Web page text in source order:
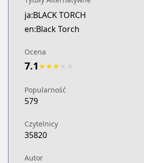
ja:BLACK TORCH
en:Black Torch
Ocena
7.1★★★
Popularność
579
Czytelnicy
35820
Autor